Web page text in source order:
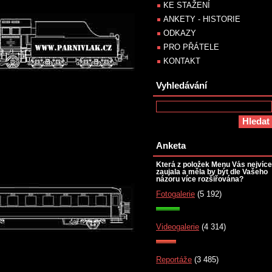
KE STAŽENÍ
ANKETY - HISTORIE
ODKAZY
PRO PŘÁTELE
KONTAKT
Vyhledávání
Anketa
Která z položek Menu Vás nejvíce
zaujala a měla by být dle Vašeho
názoru více rozšiřována?
Fotogalerie (5 192)
Videogalerie (4 314)
Reportáže (3 485)